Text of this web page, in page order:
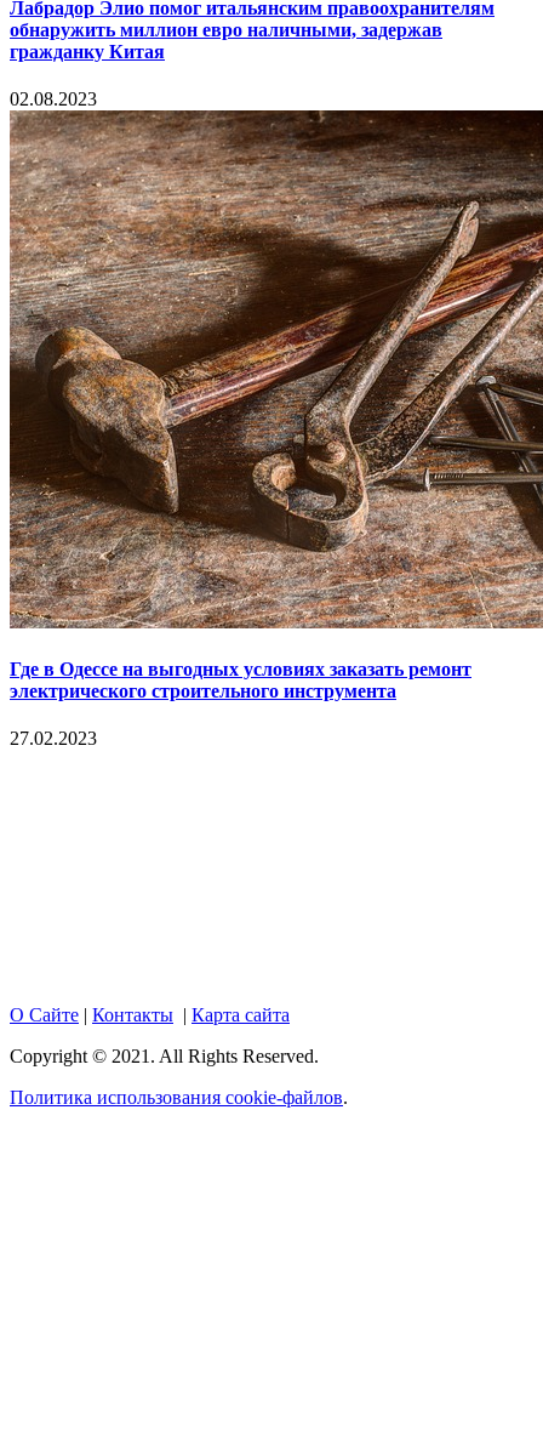
Лабрадор Элио помог итальянским правоохранителям
обнаружить миллион евро наличными, задержав
гражданку Китая
02.08.2023
Где в Одессе на выгодных условиях заказать ремонт
электрического строительного инструмента
27.02.2023
О Сайте | Контакты | Карта сайта
Copyright © 2021. All Rights Reserved.
Политика использования cookie-файлов.